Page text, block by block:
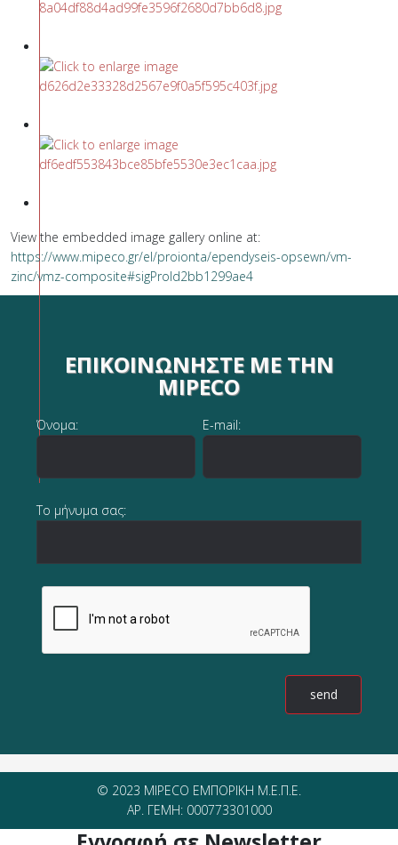
View the embedded image gallery online at:
https://www.mipeco.gr/el/proionta/ependyseis-opsewn/vm-
zinc/vmz-composite#sigProId2bb1299ae4
ΕΠΙΚΟΙΝΩΝΉΣΤΕ ΜΕ ΤΗΝ
MIPECO
Όνομα: E-mail:
Το μήνυμα σας:
© 2023 MIPECO ΕΜΠΟΡΙΚΗ Μ.Ε.Π.Ε.
ΑΡ. ΓΕΜΗ: 000773301000